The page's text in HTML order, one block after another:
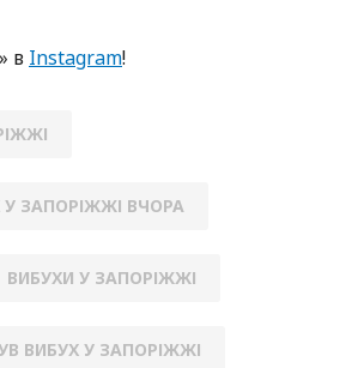
в Instagram!
У ЗАПОРІЖЖІ ВЧОРА
ВИБУХИ У ЗАПОРІЖЖІ
ВИБУХ У ЗАПОРІЖЖІ